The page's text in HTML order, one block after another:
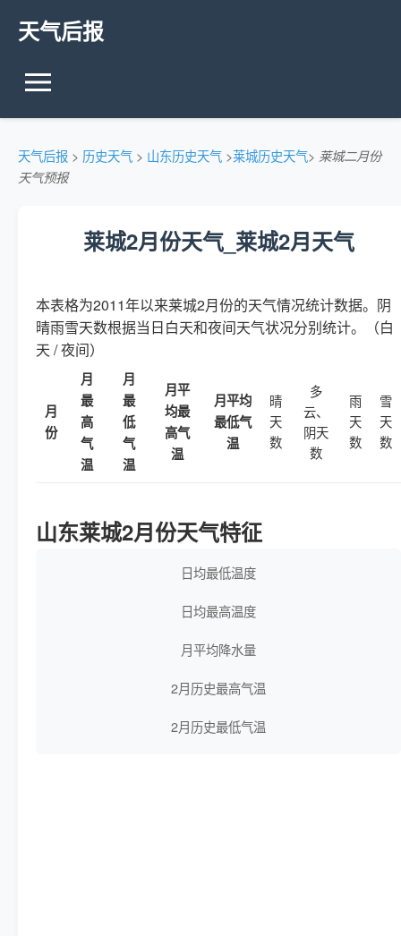
天气后报
天气后报 > 历史天气 > 山东历史天气 >莱城历史天气> 莱城二月份
天气预报
莱城2月份天气_莱城2月天气
本表格为2011年以来莱城2月份的天气情况统计数据。阴
晴雨雪天数根据当日白天和夜间天气状况分别统计。（白
天 / 夜间）
月
份
月
最
高
气
温
月
最
低
气
温
月平
均最
高气
温
月平均
最低气
温
晴
天
数
多
云、
阴天
数
雨
天
数
雪
天
数
山东莱城2月份天气特征
日均最低温度
日均最高温度
月平均降水量
2月历史最高气温
2月历史最低气温